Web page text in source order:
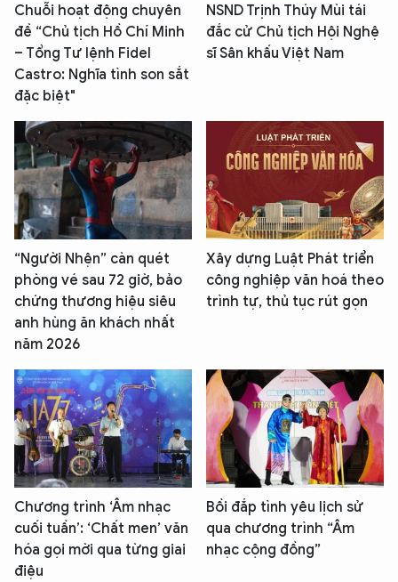
Chuỗi hoạt động chuyên
đề “Chủ tịch Hồ Chí Minh
– Tổng Tư lệnh Fidel
Castro: Nghĩa tình son sắt
đặc biệt"
NSND Trịnh Thúy Mùi tái
đắc cử Chủ tịch Hội Nghệ
sĩ Sân khấu Việt Nam
“Người Nhện” càn quét
phòng vé sau 72 giờ, bảo
chứng thương hiệu siêu
anh hùng ăn khách nhất
năm 2026
Xây dựng Luật Phát triển
công nghiệp văn hoá theo
trình tự, thủ tục rút gọn
Chương trình ‘Âm nhạc
cuối tuần’: ‘Chất men’ văn
hóa gọi mời qua từng giai
điệu
Bồi đắp tình yêu lịch sử
qua chương trình “Âm
nhạc cộng đồng”